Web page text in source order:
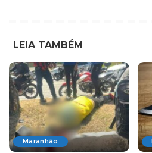
LEIA TAMBÉM
Maranhão